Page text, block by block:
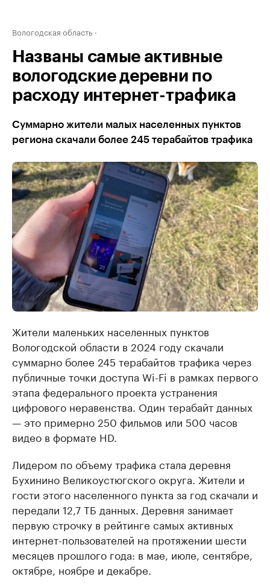
Вологодская область
Названы самые активные
вологодские деревни по
расходу интернет-трафика
Суммарно жители малых населенных пунктов
региона скачали более 245 терабайтов трафика
Жители маленьких населенных пунктов
Вологодской области в 2024 году скачали
суммарно более 245 терабайтов трафика через
публичные точки доступа Wi-Fi в рамках первого
этапа федерального проекта устранения
цифрового неравенства. Один терабайт данных
— это примерно 250 фильмов или 500 часов
видео в формате HD.
Лидером по объему трафика стала деревня
Бухинино Великоустюгского округа. Жители и
гости этого населенного пункта за год скачали и
передали 12,7 ТБ данных. Деревня занимает
первую строчку в рейтинге самых активных
интернет-пользователей на протяжении шести
месяцев прошлого года: в мае, июле, сентябре,
октябре, ноябре и декабре.